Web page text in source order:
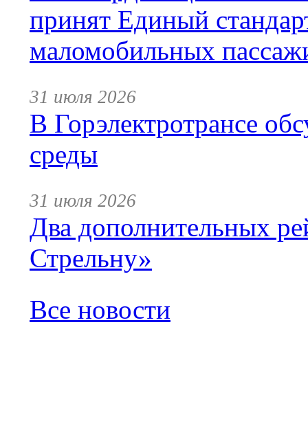
принят Единый
маломобильных
31 июля 2026
В Горэлектротрансе
среды
31 июля 2026
Два дополнительных
Стрельну»
Все новости